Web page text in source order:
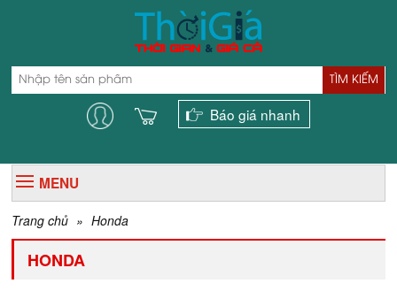
TÌM KIẾM
Báo giá nhanh
MENU
Trang chủ » Honda
HONDA